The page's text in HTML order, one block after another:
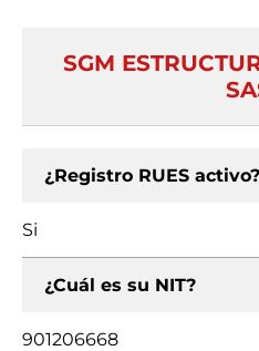
SGM
¿Registro RUES activo?
Si
¿Cuál es su NIT?
901206668